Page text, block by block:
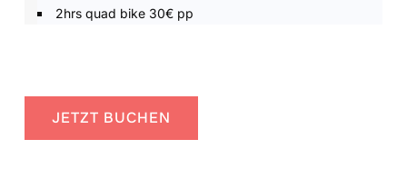
2hrs quad bike 30€ pp
JETZT BUCHEN